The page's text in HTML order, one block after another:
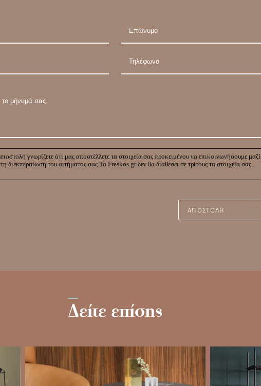
γνωρίζετε ότι μας αποστέλλετε τα στοιχεία σας προκειμένου να επικοινωνήσουμε μαζί
διεκπεραίωση του αιτήματος σας.Το Freskos.gr δεν θα διαθέσει σε τρίτους τα στοιχεία σας.
Δείτε επίσης